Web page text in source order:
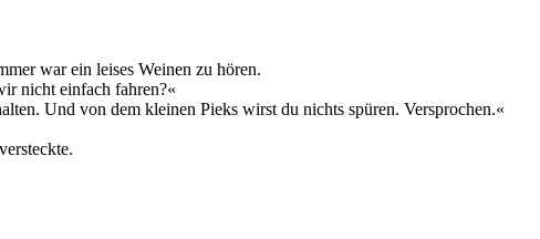
war ein leises Weinen zu hören.
nicht einfach fahren?«
Und von dem kleinen Pieks wirst du nichts spüren. Versprochen.«